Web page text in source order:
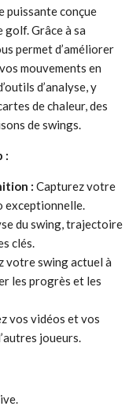
puissante conçue
golf. Grâce à sa
permet d’améliorer
mouvements en
d’analyse, y
de chaleur, des
de swings.
:
: Capturez votre
exceptionnelle.
du swing, trajectoire
clés.
votre swing actuel à
les progrès et les
vos vidéos et vos
joueurs.